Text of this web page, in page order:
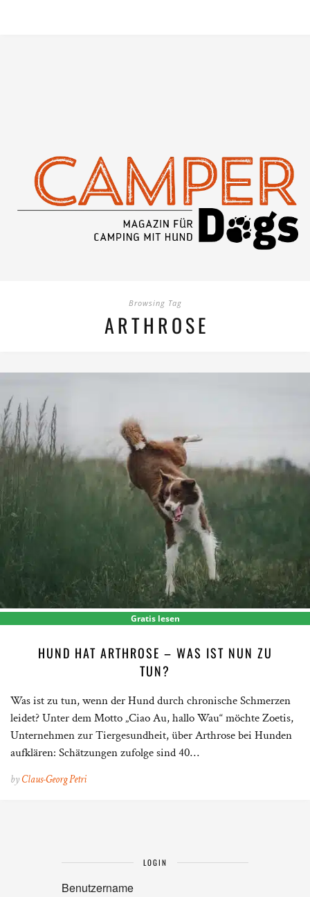
Browsing Tag
ARTHROSE
Gratis lesen
HUND HAT ARTHROSE – WAS IST NUN ZU
TUN?
Was ist zu tun, wenn der Hund durch chronische Schmerzen
leidet? Unter dem Motto „Ciao Au, hallo Wau“ möchte Zoetis,
Unternehmen zur Tiergesundheit, über Arthrose bei Hunden
aufklären: Schätzungen zufolge sind 40…
byClaus-Georg Petri
LOGIN
Benutzername